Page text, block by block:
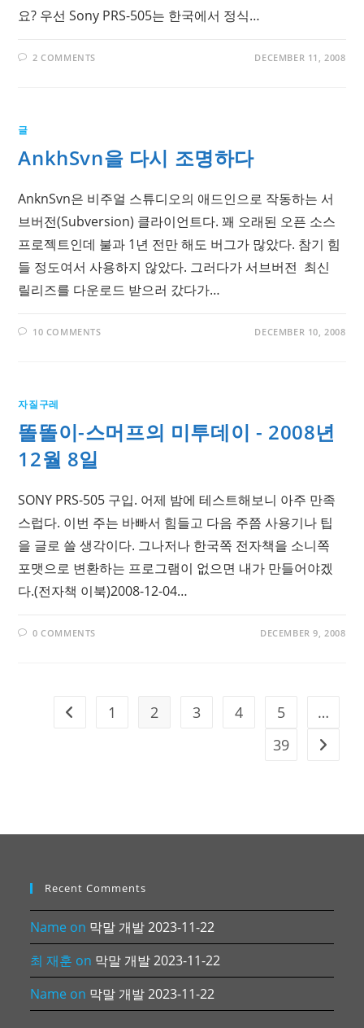
요? 우선 Sony PRS-505는 한국에서 정식…
2 COMMENTS DECEMBER 11, 2008
글
AnkhSvn을 다시 조명하다
AnknSvn은 비주얼 스튜디오의 애드인으로 작동하는 서
브버전(Subversion) 클라이언트다. 꽤 오래된 오픈 소스
프로젝트인데 불과 1년 전만 해도 버그가 많았다. 참기 힘
들 정도여서 사용하지 않았다. 그러다가 서브버전 최신
릴리즈를 다운로드 받으러 갔다가…
10 COMMENTS DECEMBER 10, 2008
자질구레
똘똘이-스머프의 미투데이 - 2008년
12월 8일
SONY PRS-505 구입. 어제 밤에 테스트해보니 아주 만족
스럽다. 이번 주는 바빠서 힘들고 다음 주쯤 사용기나 팁
을 글로 쓸 생각이다. 그나저나 한국쪽 전자책을 소니쪽
포맷으로 변환하는 프로그램이 없으면 내가 만들어야겠
다.(전자책 이북)2008-12-04…
0 COMMENTS DECEMBER 9, 2008
Go to the previous page
1 2 3 4 5
…
39
Go to
Recent Comments
Name on 막말 개발 2023-11-22
최 재훈 on 막말 개발 2023-11-22
Name on 막말 개발 2023-11-22